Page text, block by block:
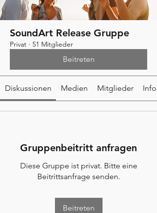
SoundArt Release Gruppe
Privat · 51 Mitglieder
Beitreten
Diskussionen Medien Mitglieder Info
Gruppenbeitritt anfragen
Diese Gruppe ist privat. Bitte eine
Beitrittsanfrage senden.
Beitreten